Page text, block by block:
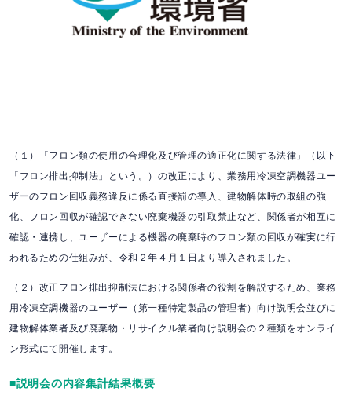
（１）「フロン類の使用の合理化及び管理の適正化に関する法律」（以下
「フロン排出抑制法」という。）の改正により、業務用冷凍空調機器ユー
ザーのフロン回収義務違反に係る直接罰の導入、建物解体時の取組の強
化、フロン回収が確認できない廃棄機器の引取禁止など、関係者が相互に
確認・連携し、ユーザーによる機器の廃棄時のフロン類の回収が確実に行
われるための仕組みが、令和２年４月１日より導入されました。
（２）改正フロン排出抑制法における関係者の役割を解説するため、業務
用冷凍空調機器のユーザー（第一種特定製品の管理者）向け説明会並びに
建物解体業者及び廃棄物・リサイクル業者向け説明会の２種類をオンライ
ン形式にて開催します。
■説明会の内容集計結果概要